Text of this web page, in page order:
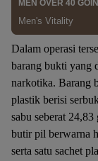
Dalam operasi
barang bukti yang
narkotika. Barang
plastik berisi
sabu seberat
butir pil berwarna
serta satu sachet